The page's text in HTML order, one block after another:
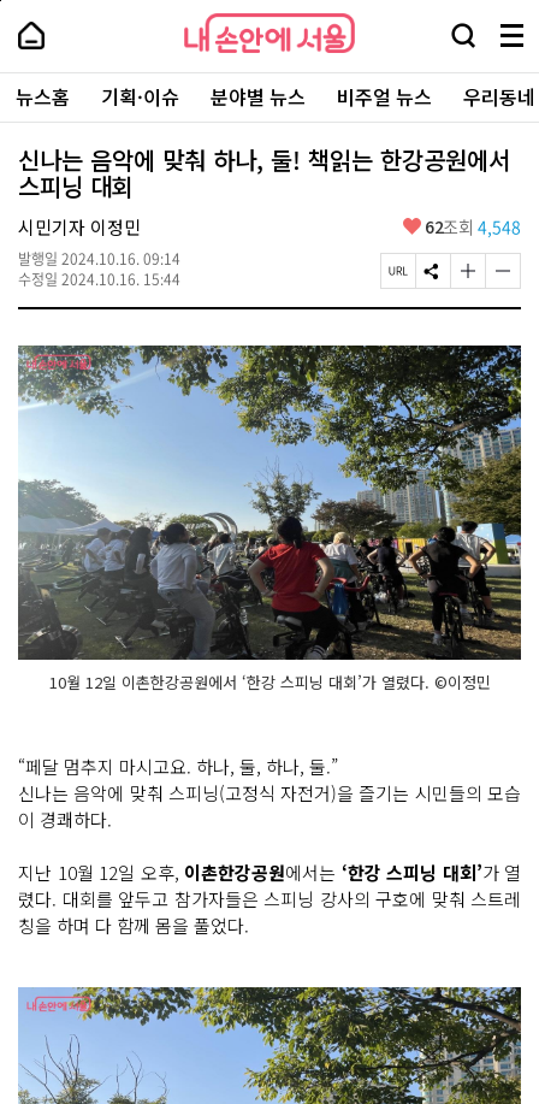
본
로
가
내
손
안
에
서
울
-
서
울
시
대
표
소
통
포
내
손
에
울
검
창
열
기
메
뉴
전
체
보
기
주
요
서
뉴스홈 기획·이슈 분야별 뉴스 비주얼 뉴스 우리동
신나는 음악에 맞춰 하나, 둘! 책읽는 한강공원에서
스피닝 대회
시민기자 이정민
발행일 2024.10.16. 09:14
수정일 2024.10.16. 15:44
좋
요
62조회 4,548
페
이
U
R
L
복
사
S
N
공
유
하
기
글
자
기
크
게
변
경
하
기
글
자
기
작
게
변
경
하
기
10월 12일 이촌한강공원에서 ‘한강 스피닝 대회’가 열렸다. ©이정민
“페달 멈추지 마시고요. 하나, 둘, 하나, 둘.”
신나는 음악에 맞춰 스피닝(고정식 자전거)을 즐기는 시민들의 모습
이 경쾌하다.
지난 10월 12일 오후, 이촌한강공원에서는 ‘한강 스피닝 대회’가 열
렸다. 대회를 앞두고 참가자들은 스피닝 강사의 구호에 맞춰 스트레
칭을 하며 다 함께 몸을 풀었다.
페
상
단
로